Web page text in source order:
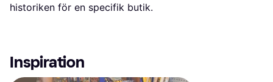
historiken för en specifik butik.
Inspiration